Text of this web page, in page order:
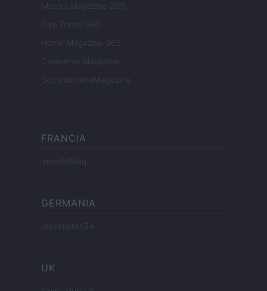
Motors Magazine 365
Day Travel 365
Home Magazine 365
Cineverse Magazine
SecondHomeMagazine
FRANCIA
InvestirMag
GERMANIA
Investieren24
UK